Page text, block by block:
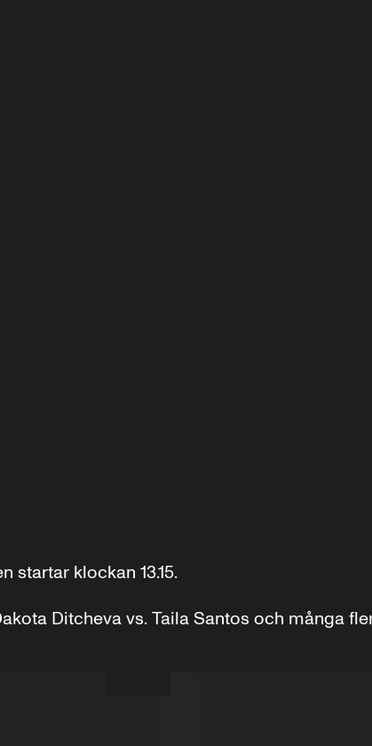
startar klockan 13.15.
Ditcheva vs. Taila Santos och många